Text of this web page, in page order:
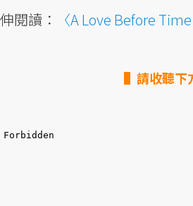
閱讀： 〈A Love Before
▌請收聽下